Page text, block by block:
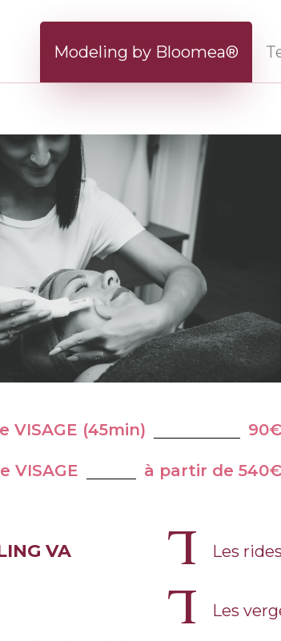
Modeling by Bloomea®
VISAGE (45min) 90€
VISAGE à partir de 540€
VA Les
Les